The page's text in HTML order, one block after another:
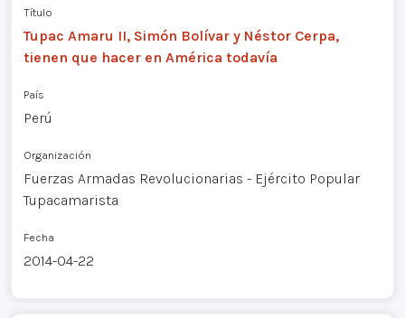
Título
Tupac Amaru II, Simón Bolívar y Néstor Cerpa,
tienen que hacer en América todavía
País
Perú
Organización
Fuerzas Armadas Revolucionarias - Ejército Popular
Tupacamarista
Fecha
2014-04-22